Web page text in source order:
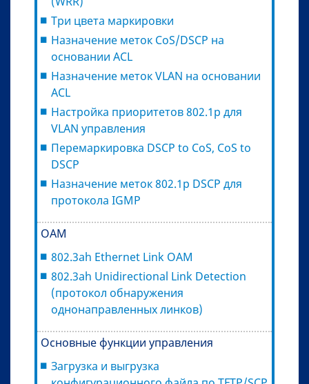
Три цвета маркировки
Назначение меток CoS/DSCP на
основании ACL
Назначение меток VLAN на основании
ACL
Настройка приоритетов 802.1p для
VLAN управления
Перемаркировка DSCP to CoS, CoS to
DSCP
Назначение меток 802.1p DSCP для
протокола IGMP
ОАМ
802.3ah Ethernet Link OAM
802.3ah Unidirectional Link Detection
(протокол обнаружения
однонаправленных линков)
Основные функции управления
Загрузка и выгрузка